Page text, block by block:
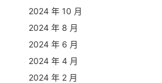
2024 年 10 月
2024 年 8 月
2024 年 6 月
2024 年 4 月
2024 年 2 月